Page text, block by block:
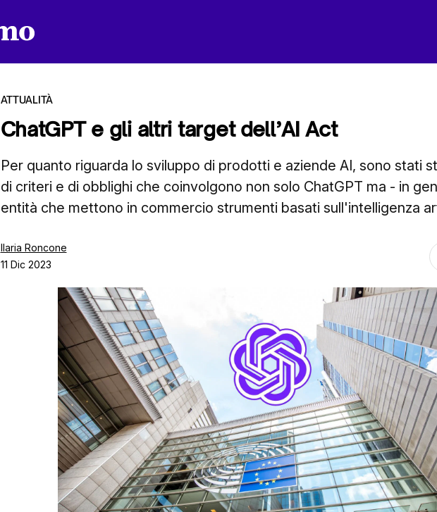
ATTUALITÀ
ChatGPT e gli altri target dell’AI Act
Per quanto riguarda lo sviluppo di prodotti e aziende AI, sono stati
di criteri e di obblighi che coinvolgono non solo ChatGPT ma - in
entità che mettono in commercio strumenti basati sull'intelligenza
Ilaria Roncone
11 Dic 2023